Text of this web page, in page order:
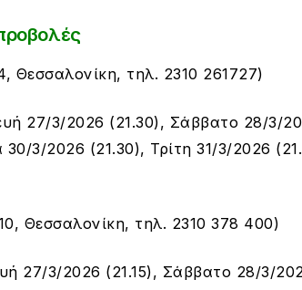
Θεσσαλονίκη, τηλ. 2310 261727)
27/3/2026 (21.30), Σάββατο 28/3/
3/2026 (21.30), Τρίτη 31/3/2026
Θεσσαλονίκη, τηλ. 2310 378 400)
27/3/2026 (21.15), Σάββατο 28/3/